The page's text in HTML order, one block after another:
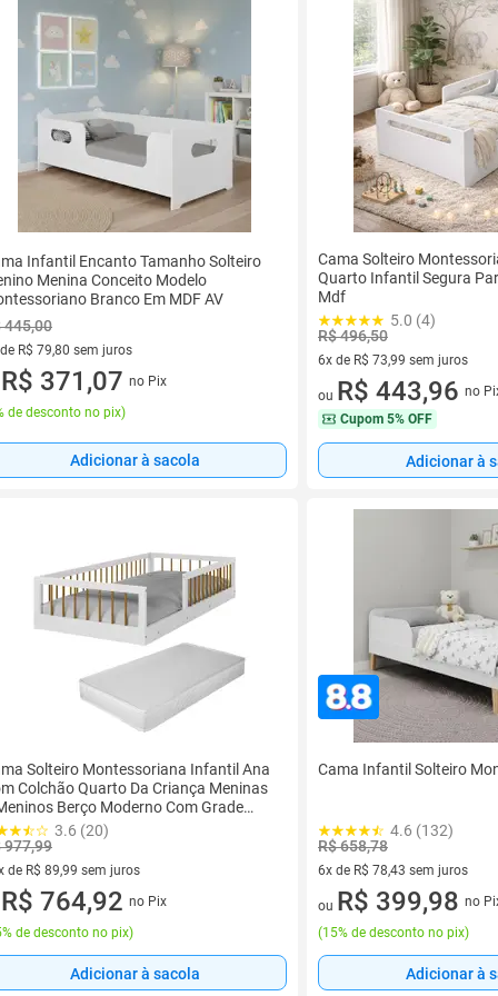
Infantil Encanto Tamanho Solteiro
Menina Conceito Modelo
Branco Em MDF AV
445,00
R$ 79,80 sem juros
de R$ 79,80 sem juros
R$ 371,07 no Pix
de desconto no pix)
Adicionar à sacola
Cama Solteiro
Quarto Infantil Segura
Mdf
5.0 (4)
R$ 496,50
6x de R$ 73,99 sem juros
6 vez de R$ 73,99 sem juros
ou R$ 443,96 no
Cupom 5% OFF
Adicionar à
Solteiro Montessoriana Infantil Ana
Colchão Quarto Da Criança Meninas
Berço Moderno Com Grade
3.6 (20)
977,99
de R$ 89,99 sem juros
vez de R$ 89,99 sem juros
R$ 764,92 no Pix
de desconto no pix)
Adicionar à sacola
Cama Infantil Solteiro
4.6 (132)
R$ 658,78
6x de R$ 78,43 sem juros
6 vez de R$ 78,43 sem juros
ou R$ 399,98 no
(15% de desconto no pix)
Adicionar à